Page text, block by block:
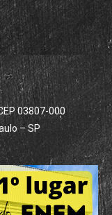
03807-000
– SP